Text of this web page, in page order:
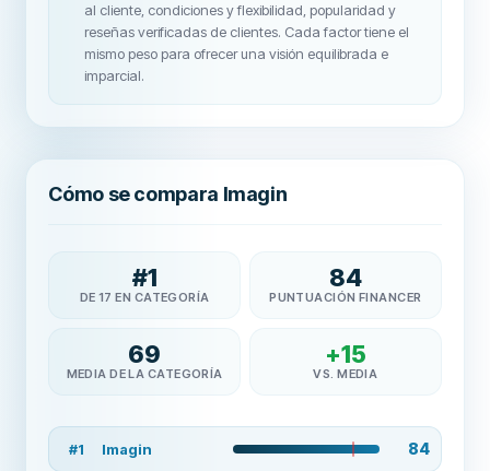
al cliente, condiciones y flexibilidad, popularidad y
reseñas verificadas de clientes. Cada factor tiene el
mismo peso para ofrecer una visión equilibrada e
imparcial.
Cómo se compara Imagin
#1
DE 17 EN CATEGORÍA
84
PUNTUACIÓN FINANCER
69
MEDIA DE LA CATEGORÍA
+15
VS. MEDIA
#1 Imagin 84